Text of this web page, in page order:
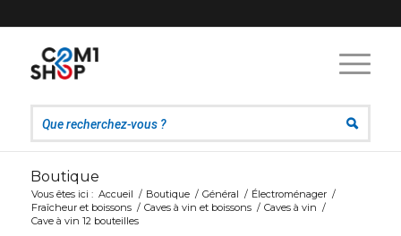
Boutique
Vous êtes ici : Accueil / Boutique / Général / Électroménager /
Fraîcheur et boissons / Caves à vin et boissons / Caves à vin /
Cave à vin 12 bouteilles